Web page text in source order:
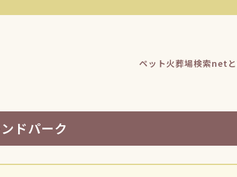
ペット火葬場検索netと
ドパーク